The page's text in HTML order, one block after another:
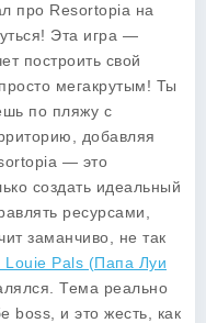
про Resortopia на
Эта игра —
построить свой
мегакрутым! Ты
по пляжу с
добавляя
— это
создать идеальный
ресурсами,
заманчиво, не так
Louie Pals (Папа Луи
Тема реально
boss, и это жесть, как